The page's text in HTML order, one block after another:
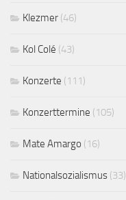
Klezmer (46)
Kol Colé (43)
Konzerte (111)
Konzerttermine (105)
Mate Amargo (16)
Nationalsozialismus (33)